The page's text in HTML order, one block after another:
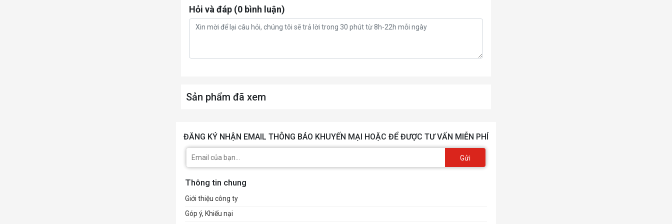
Hỏi và đáp (0 bình luận)
Sản phẩm đã xem
ĐĂNG KÝ NHẬN EMAIL THÔNG BÁO KHUYẾN MẠI HOẶC ĐỂ ĐƯỢC TƯ VẤN MIỄN PHÍ
Gửi
Thông tin chung
Giới thiệu công ty
Góp ý, Khiếu nại